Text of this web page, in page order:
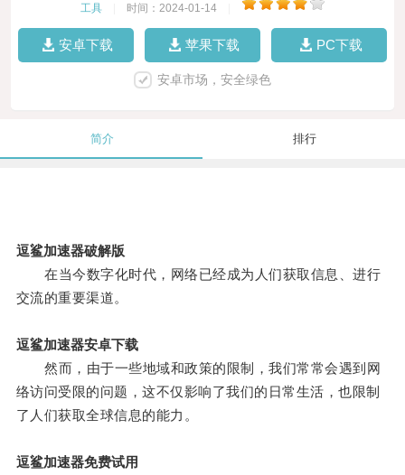
工具 时间：2024-01-14
安卓下载 苹果下载 PC下载
安卓市场，安全绿色
简介 排行
逗鲨加速器破解版
在当今数字化时代，网络已经成为人们获取信息、进行
交流的重要渠道。
逗鲨加速器安卓下载
然而，由于一些地域和政策的限制，我们常常会遇到网
络访问受限的问题，这不仅影响了我们的日常生活，也限制
了人们获取全球信息的能力。
逗鲨加速器免费试用